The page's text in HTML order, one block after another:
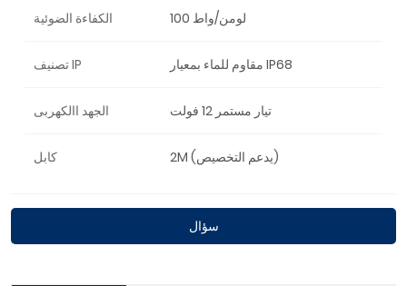
الكفاءة الضوئية 100 لومن/واط
تصنيف IP مقاوم للماء بمعيار IP68
الجهد االكهربى تيار مستمر 12 فولت
كابل 2M (يدعم التخصيص)
سؤال